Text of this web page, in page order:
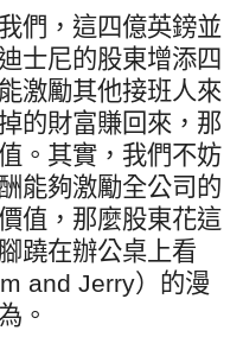
們，這四億英鎊並
士尼的股東增添四
激勵其他接班人來
的財富賺回來，那
。其實，我們不妨
能夠激勵全公司的
值，那麼股東花這
蹺在辦公桌上看
and Jerry）的漫
。